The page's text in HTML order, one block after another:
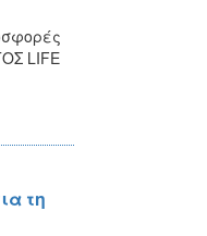
LIFE
τη